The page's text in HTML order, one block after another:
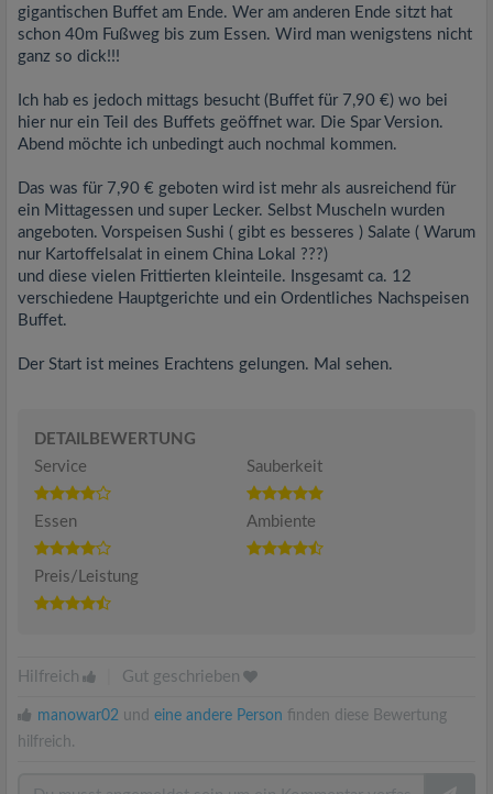
gigantischen Buffet am Ende. Wer am anderen Ende sitzt hat
schon 40m Fußweg bis zum Essen. Wird man wenigstens nicht
ganz so dick!!!
Ich hab es jedoch mittags besucht (Buffet für 7,90 €) wo bei
hier nur ein Teil des Buffets geöffnet war. Die Spar Version.
Abend möchte ich unbedingt auch nochmal kommen.
Das was für 7,90 € geboten wird ist mehr als ausreichend für
ein Mittagessen und super Lecker. Selbst Muscheln wurden
angeboten. Vorspeisen Sushi ( gibt es besseres ) Salate ( Warum
nur Kartoffelsalat in einem China Lokal ???)
und diese vielen Frittierten kleinteile. Insgesamt ca. 12
verschiedene Hauptgerichte und ein Ordentliches Nachspeisen
Buffet.
Der Start ist meines Erachtens gelungen. Mal sehen.
DETAILBEWERTUNG
Service
Sauberkeit
Essen Ambiente
Preis/Leistung
Hilfreich Gut geschrieben
manowar02 und eine andere Person finden diese Bewertung
hilfreich.